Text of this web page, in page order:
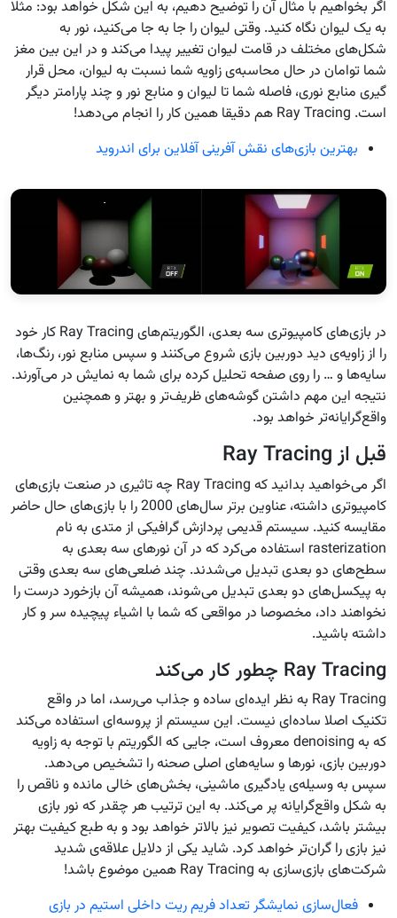
اگر بخواهیم با مثال آن را توضیح دهیم، به این شکل خواهد بود: مثلا
به یک لیوان نگاه کنید. وقتی لیوان را جا به جا می‌کنید، نور به
شکل‌های مختلف در قامت لیوان تغییر پیدا می‌کند و در این بین مغز
شما توامان در حال محاسبه‌ی زاویه شما نسبت به لیوان، محل قرار
گیری منابع نوری، فاصله شما تا لیوان و منابع نور و چند پارامتر دیگر
است. Ray Tracing هم دقیقا همین کار را انجام می‌دهد!
بهترین بازی‌های نقش آفرینی آفلاین برای اندروید
در بازی‌های کامپیوتری سه بعدی، الگوریتم‌های Ray Tracing کار خود
را از زاویه‌ی دید دوربین بازی شروع می‌کنند و سپس منابع نور، رنگ‌ها،
سایه‌ها و … را روی صفحه تحلیل کرده برای شما به نمایش در می‌آورند.
نتیجه این مهم داشتن گوشه‌های ظریف‌تر و بهتر و همچنین
واقع‌گرایانه‌تر خواهد بود.
قبل از Ray Tracing
اگر می‌خواهید بدانید که Ray Tracing چه تاثیری در صنعت بازی‌های
کامپیوتری داشته، عناوین برتر سال‌های 2000 را با بازی‌های حال حاضر
مقایسه کنید. سیستم قدیمی پردازش گرافیکی از متدی به نام
rasterization استفاده می‌کرد که در آن نور‌های سه بعدی به
سطح‌های دو بعدی تبدیل می‌شدند. چند ضلعی‌های سه بعدی وقتی
به پیکسل‌های دو بعدی تبدیل می‌شوند، همیشه آن بازخورد درست را
نخواهند داد، مخصوصا در مواقعی که شما با اشیاء پیچیده سر و کار
داشته باشید.
Ray Tracing چطور کار می‌کند
Ray Tracing به نظر ایده‌ای ساده و جذاب می‌رسد، اما در واقع
تکنیک اصلا ساده‌ای نیست. این سیستم از پروسه‌ای استفاده می‌کند
که به denoising معروف است، جایی که الگوریتم با توجه به زاویه
دوربین بازی، نورها و سایه‌های اصلی صحنه را تشخیص می‌دهد.
سپس به وسیله‌ی یادگیری ماشینی، بخش‌های خالی مانده و ناقص را
به شکل واقع‌گرایانه پر می‌کند. به این ترتیب هر چقدرکه نور بازی
بیشتر باشد، کیفیت تصویر نیز بالاتر خواهد بود و به طبع کیفیت بهتر
نیز بازی را گران‌تر خواهد کرد. شاید یکی از دلایل علاقه‌ی شدید
شرکت‌های بازی‌سازی به Ray Tracing همین موضوع باشد!
فعال‌سازی نمایشگر تعداد فریم ریت داخلی استیم در بازی